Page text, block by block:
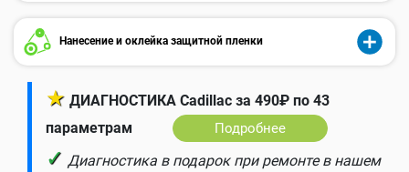
Нанесение и оклейка защитной пленки
★ ДИАГНОСТИКА Cadillac за 490₽ по 43
параметрам
Подробнее
✓ Диагностика в подарок при ремонте в нашем